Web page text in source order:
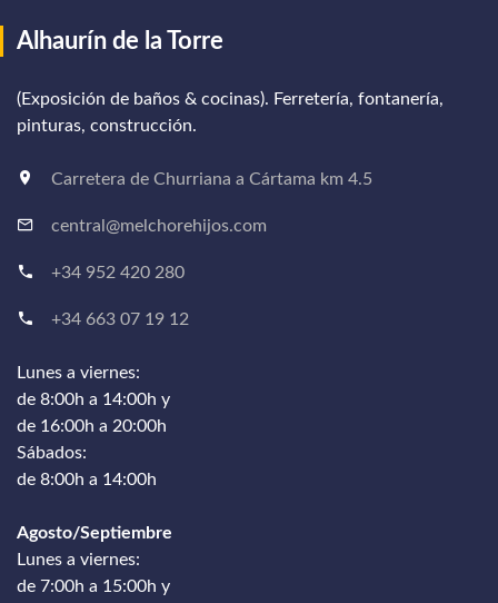
Alhaurín de la Torre
(Exposición de baños & cocinas). Ferretería, fontanería,
pinturas, construcción.
Carretera de Churriana a Cártama km 4.5
central@melchorehijos.com
+34 952 420 280
+34 663 07 19 12
Lunes a viernes:
de 8:00h a 14:00h y
de 16:00h a 20:00h
Sábados:
de 8:00h a 14:00h
Agosto/Septiembre
Lunes a viernes:
de 7:00h a 15:00h y